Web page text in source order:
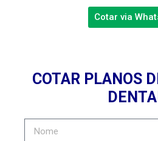
Cotar via
COTAR PLANOS